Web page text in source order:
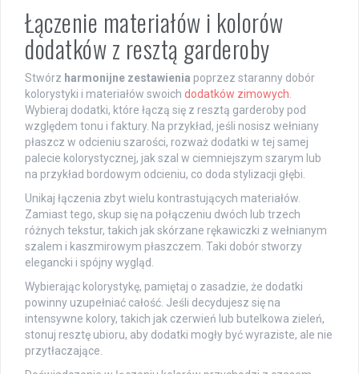
Łączenie materiałów i kolorów
dodatków z resztą garderoby
Stwórz harmonijne zestawienia poprzez staranny dobór
kolorystyki i materiałów swoich dodatków zimowych
Wybieraj dodatki, które łączą się z resztą garderoby pod
względem tonu i faktury. Na przykład, jeśli nosisz wełniany
płaszcz w odcieniu szarości, rozważ dodatki w tej samej
palecie kolorystycznej, jak szal w ciemniejszym szarym lub
na przykład bordowym odcieniu, co doda stylizacji głębi.
Unikaj łączenia zbyt wielu kontrastujących materiałów.
Zamiast tego, skup się na połączeniu dwóch lub trzech
różnych tekstur, takich jak skórzane rękawiczki z wełnianym
szalem i kaszmirowym płaszczem. Taki dobór stworzy
elegancki i spójny wygląd.
Wybierając kolorystykę, pamiętaj o zasadzie, że dodatki
powinny uzupełniać całość. Jeśli decydujesz się na
intensywne kolory, takich jak czerwień lub butelkowa zieleń,
stonuj resztę ubioru, aby dodatki mogły być wyraziste, ale nie
przytłaczające.